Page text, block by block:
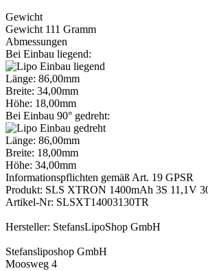
Gewicht
Gewicht 111 Gramm
Abmessungen
Bei Einbau liegend:
Länge: 86,00mm
Breite: 34,00mm
Höhe: 18,00mm
Bei Einbau 90° gedreht:
Länge: 86,00mm
Breite: 18,00mm
Höhe: 34,00mm
Informationspflichten gemäß Art. 19 GPSR
Produkt: SLS XTRON 1400mAh 3S 11,1V
Artikel-Nr: SLSXT14003130TR
Hersteller: StefansLipoShop GmbH
Stefansliposhop GmbH
Moosweg 4